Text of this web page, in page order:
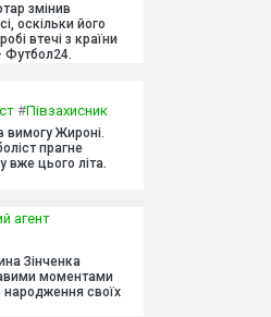
змінив
оскільки його
втечі з країни
Футбол24.
#Півзахисник
вимогу Жироні.
прагне
вже цього літа.
агент
Зінченка
моментами
народження своїх